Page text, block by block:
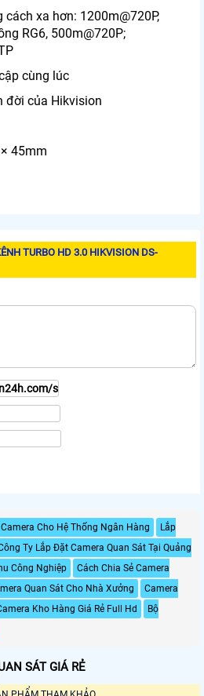
xa hơn: 1200m@720P,
RG6, 500m@720P;
cùng lúc
đời của Hikvision
45mm
TURBO HD 3.0 HIKVISION DS-
Cho Hệ Thống Ngân Hàng
Lắp
Ty Lắp Đặt Camera Quan Sát Tại Quảng
Công Nghiệp
Cách Chia Sẻ Camera
Quan Sát Cho Nhà Xưởng
Camera
Kho Hàng Giá Rẻ Full Hd
Bộ
SÁT GIÁ RẺ